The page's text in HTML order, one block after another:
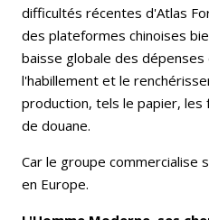
difficultés récentes d'Atlas
des plateformes chinoises
baisse globale des
l'habillement et le
production, tels le papier,
de douane.
Car le groupe commercialise
en Europe.